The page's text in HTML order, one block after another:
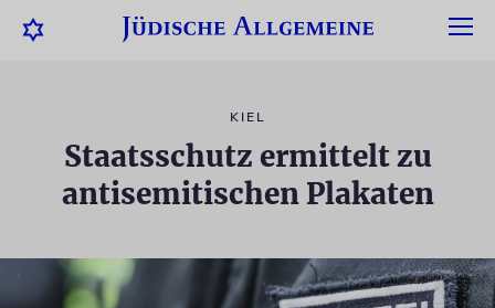
KIEL
Staatsschutz ermittelt zu
antisemitischen Plakaten